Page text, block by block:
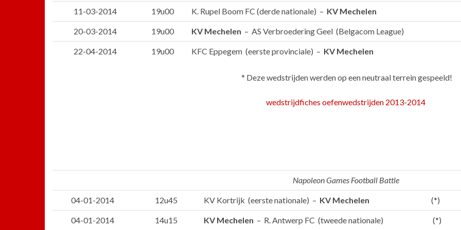
11-03-2014 19u00 K. Rupel Boom FC (derde nationale) – KV Mechelen
20-03-2014 19u00 KV Mechelen – AS Verbroedering Geel (Belgacom League)
22-04-2014 19u00 KFC Eppegem (eerste provinciale) – KV Mechelen
* Deze wedstrijden werden op een neutraal terrein gespeeld!
wedstrijdfiches oefenwedstrijden 2013-2014
Napoleon Games Football Battle
04-01-2014 12u45 KV Kortrijk (eerste nationale) – KV Mechelen (*)
04-01-2014 14u15 KV Mechelen – R. Antwerp FC (tweede nationale) (*)